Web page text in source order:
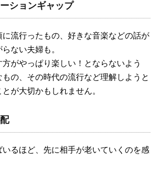
ションギャップ
流行ったもの、好きな音楽などの話が
ない夫婦も。
がやっぱり楽しい！とならないよう
の、その時代の流行など理解しようと
が大切かもしれません。
るほど、先に相手が老いていくのを感